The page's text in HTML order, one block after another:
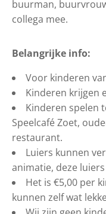
buurman,
collega mee.
Belangrijke info:
Voor kinderen
Kinderen krijgen
Kinderen spelen
Speelcafé Zoet,
restaurant.
Luiers kunnen
animatie, deze
Het is €5,00 per
kunnen zelf wat